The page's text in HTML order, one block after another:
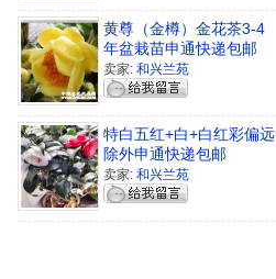
黄尊（金樽）金花茶3-4
年盆栽苗申通快递包邮
卖家: 和兴兰苑
特白五红+白+白红彩偏远
除外申通快递包邮
卖家: 和兴兰苑